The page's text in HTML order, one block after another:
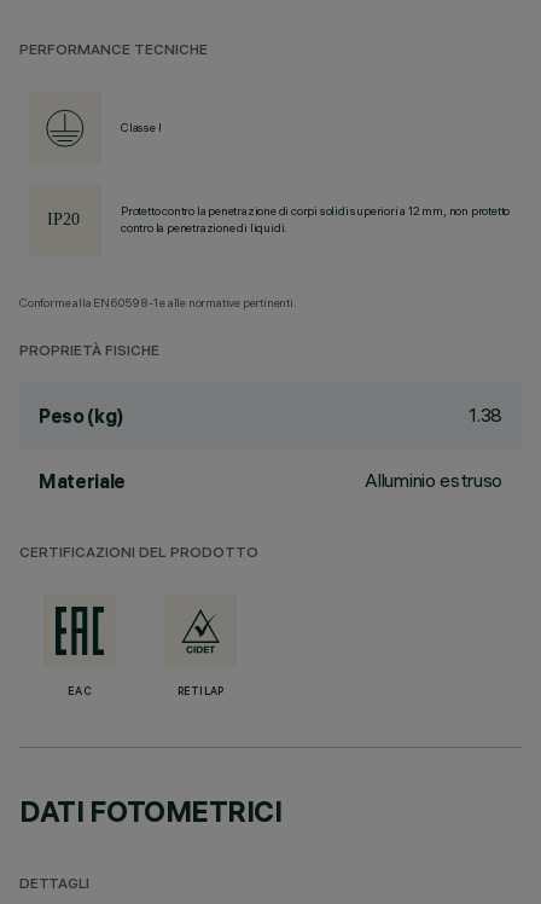
PERFORMANCE TECNICHE
Classe I
Protetto contro la penetrazione di corpi solidi superiori a 12 mm, non protetto
contro la penetrazione di liquidi.
Conforme alla EN60598-1 e alle normative pertinenti.
PROPRIETÀ FISICHE
Peso (kg) 1.38
Materiale Alluminio estruso
CERTIFICAZIONI DEL PRODOTTO
EAC RETILAP
DATI FOTOMETRICI
DETTAGLI